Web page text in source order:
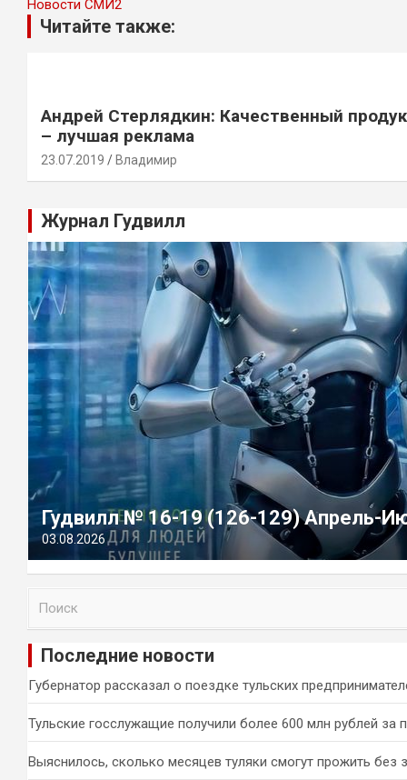
Новости СМИ2
Читайте также:
Андрей Стерлядкин: Качественный
– лучшая реклама
23.07.2019 Владимир
Журнал Гудвилл
Гудвилл № 16-19 (126-129) Апрель-
03.08.2026
и
Последние новости
Губернатор рассказал о поездке тульских
Тульские госслужащие получили более 600 млн рублей за
Выяснилось, сколько месяцев туляки смогут прожить без